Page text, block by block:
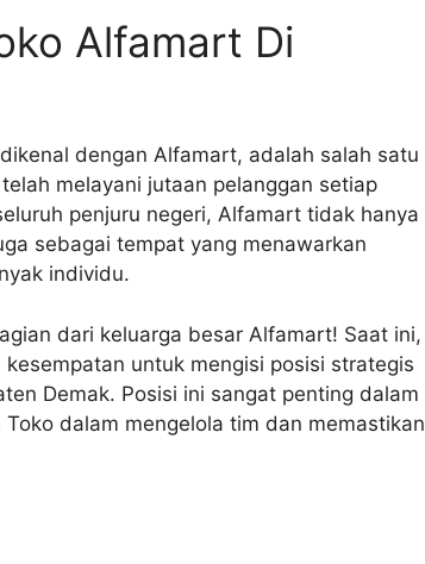
Alfamart Di
dengan Alfamart, adalah salah satu
melayani jutaan pelanggan setiap
penjuru negeri, Alfamart tidak hanya
sebagai tempat yang menawarkan
individu.
dari keluarga besar Alfamart! Saat ini,
untuk mengisi posisi strategis
Demak. Posisi ini sangat penting dalam
dalam mengelola tim dan memastikan